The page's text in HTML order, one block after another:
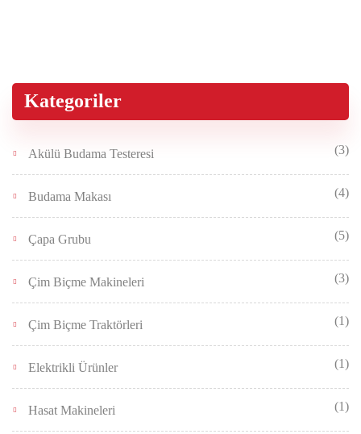
Kategoriler
Akülü Budama Testeresi (3)
Budama Makası (4)
Çapa Grubu (5)
Çim Biçme Makineleri (3)
Çim Biçme Traktörleri (1)
Elektrikli Ürünler (1)
Hasat Makineleri (1)